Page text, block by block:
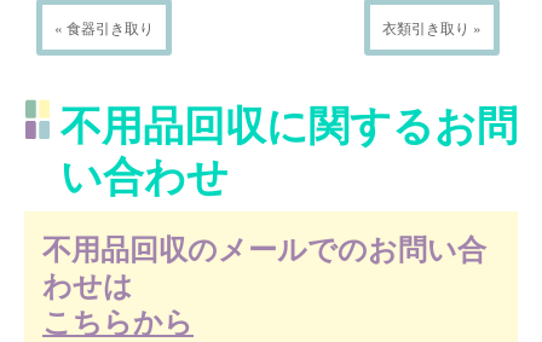
« 食器引き取り 衣類引き取り »
不用品回収に関するお問
い合わせ
不用品回収のメールでのお問い合
わせは
こちらから